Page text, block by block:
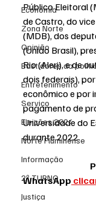
Economia
Zona Norte
Opinião
Bastidores da
Entretenimento
Serviço
Eleições 2024
Norte Fluminense
Informação
2º TURNO
Justiça
Público Eleitoral
de Castro, do
(MDB), dos
(União Brasil),
Rio (Alerj), e de
dois federais),
econômico e por
pagamento de
Universidade do
durante 2022.
                                     Participe do nosso grupo no
WhatsApp